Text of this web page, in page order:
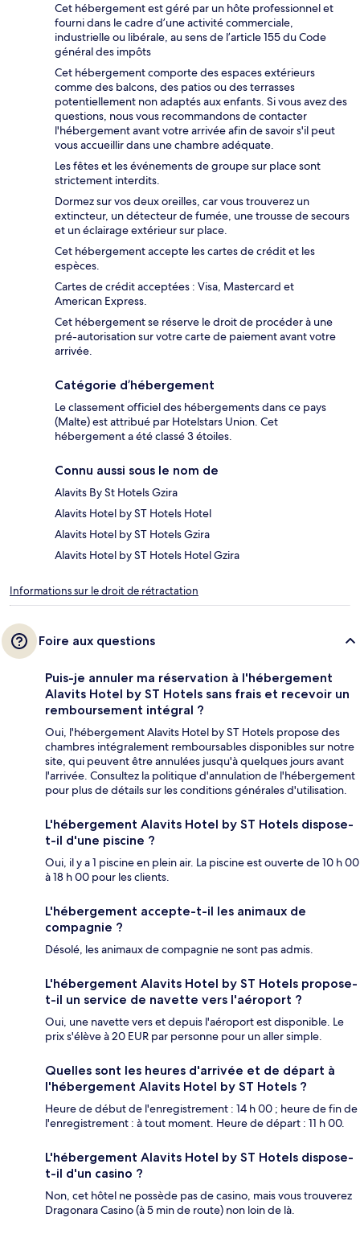
Cet hébergement est géré par un hôte professionnel et
fourni dans le cadre d’une activité commerciale,
industrielle ou libérale, au sens de l’article 155 du Code
général des impôts
Cet hébergement comporte des espaces extérieurs
comme des balcons, des patios ou des terrasses
potentiellement non adaptés aux enfants. Si vous avez des
questions, nous vous recommandons de contacter
l'hébergement avant votre arrivée afin de savoir s'il peut
vous accueillir dans une chambre adéquate.
Les fêtes et les événements de groupe sur place sont
strictement interdits.
Dormez sur vos deux oreilles, car vous trouverez un
extincteur, un détecteur de fumée, une trousse de secours
et un éclairage extérieur sur place.
Cet hébergement accepte les cartes de crédit et les
espèces.
Cartes de crédit acceptées : Visa, Mastercard et
American Express.
Cet hébergement se réserve le droit de procéder à une
pré-autorisation sur votre carte de paiement avant votre
arrivée.
Catégorie d’hébergement
Le classement officiel des hébergements dans ce pays
(Malte) est attribué par Hotelstars Union. Cet
hébergement a été classé 3 étoiles.
Connu aussi sous le nom de
Alavits By St Hotels Gzira
Alavits Hotel by ST Hotels Hotel
Alavits Hotel by ST Hotels Gzira
Alavits Hotel by ST Hotels Hotel Gzira
Informations sur le droit de rétractation
Foire aux questions
Puis-je annuler ma réservation à l'hébergement
Alavits Hotel by ST Hotels sans frais et recevoir un
remboursement intégral ?
Oui, l'hébergement Alavits Hotel by ST Hotels propose des
chambres intégralement remboursables disponibles sur notre
site, qui peuvent être annulées jusqu'à quelques jours avant
l'arrivée. Consultez la politique d'annulation de l'hébergement
pour plus de détails sur les conditions générales d'utilisation.
L'hébergement Alavits Hotel by ST Hotels dispose-
t-il d'une piscine ?
Oui, il y a 1 piscine en plein air. La piscine est ouverte de 10 h 00
à 18 h 00 pour les clients.
L'hébergement accepte-t-il les animaux de
compagnie ?
Désolé, les animaux de compagnie ne sont pas admis.
L'hébergement Alavits Hotel by ST Hotels propose-
t-il un service de navette vers l'aéroport ?
Oui, une navette vers et depuis l'aéroport est disponible. Le
prix s'élève à 20 EUR par personne pour un aller simple.
Quelles sont les heures d'arrivée et de départ à
l'hébergement Alavits Hotel by ST Hotels ?
Heure de début de l'enregistrement : 14 h 00 ; heure de fin de
l'enregistrement : à tout moment. Heure de départ : 11 h 00.
L'hébergement Alavits Hotel by ST Hotels dispose-
t-il d'un casino ?
Non, cet hôtel ne possède pas de casino, mais vous trouverez
Dragonara Casino (à 5 min de route) non loin de là.